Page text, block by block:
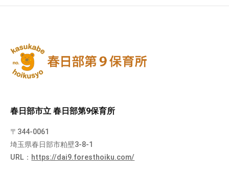
春日部市立 春日部第9保育所
〒344-0061
埼玉県春日部市粕壁3-8-1
URL： https://dai9.foresthoiku.com/